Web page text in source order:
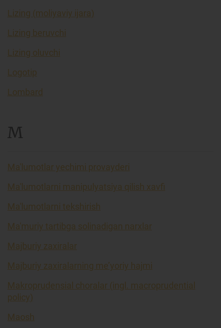
Lizing (moliyaviy ijara)
Lizing beruvchi
Lizing oluvchi
Logotip
Lombard
M
Ma'lumotlar yechimi provayderi
Ma'lumotlarni manipulyatsiya qilish xavfi
Ma'lumotlarni tekshirish
Ma'muriy tartibga solinadigan narxlar
Majburiy zaxiralar
Majburiy zaxiralarning me’yoriy hajmi
Makroprudensial choralar (ingl. macroprudential
policy)
Maosh